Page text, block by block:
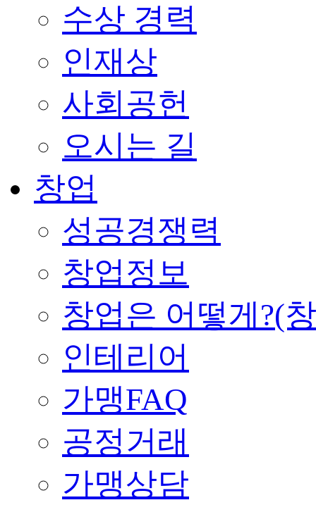
수상 경력
인재상
사회공헌
오시는 길
창업
성공경쟁력
창업정보
창업은 어떻게?(
인테리어
가맹FAQ
공정거래
가맹상담